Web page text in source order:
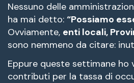
Nessuno delle
ha mai detto: “Possiamo
Ovviamente, enti locali,
sono nemmeno da citare:
Eppure queste settimane ho
contributi per la tassa di